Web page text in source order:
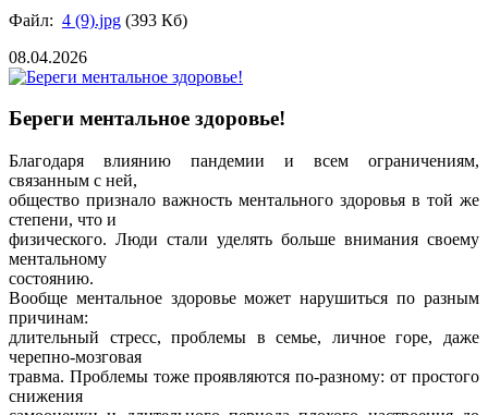
Файл: 4 (9).jpg (393 Кб)
08.04.2026
Береги ментальное здоровье!
Благодаря влиянию пандемии и всем ограничениям,
связанным с ней,
общество признало важность ментального здоровья в той же
степени, что и
физического. Люди стали уделять больше внимания своему
ментальному
состоянию.
Вообще ментальное здоровье может нарушиться по разным
причинам:
длительный стресс, проблемы в семье, личное горе, даже
черепно-мозговая
травма. Проблемы тоже проявляются по-разному: от простого
снижения